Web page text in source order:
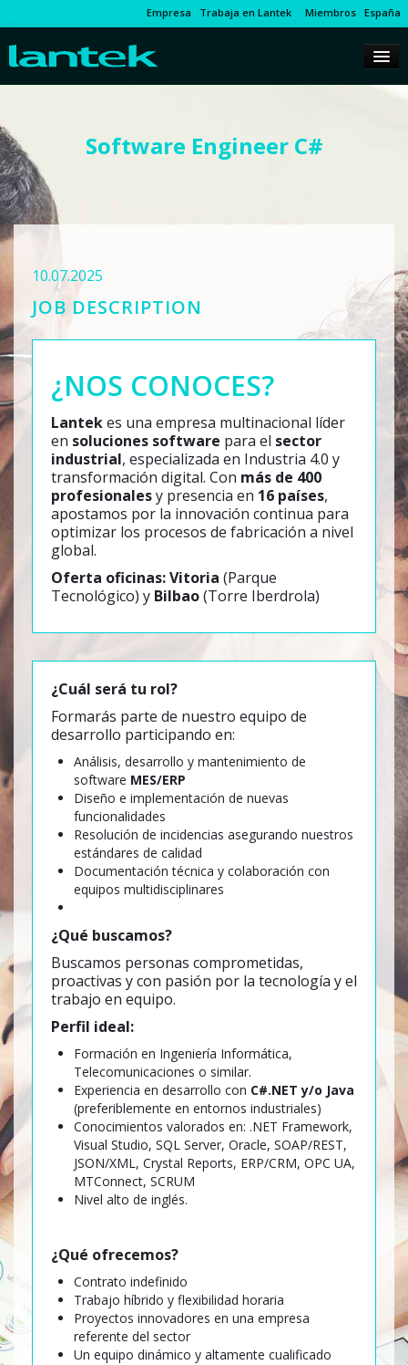
Empresa Trabaja en Lantek Miembros España
Software Engineer C#
10.07.2025
JOB DESCRIPTION
¿NOS CONOCES?
Lantekes una empresa multinacional líder
en soluciones software para el sector
industrial, especializada en Industria 4.0 y
transformación digital. Con más de 400
profesionalesy presencia en 16 países,
apostamos por la innovación continua para
optimizar los procesos de fabricación a nivel
global.
Oferta oficinas: Vitoria (Parque
Tecnológico) y Bilbao(Torre Iberdrola)
¿Cuál será tu rol?
Formarás parte de nuestro equipo de
desarrollo participando en:
Análisis, desarrollo y mantenimiento de
software MES/ERP
Diseño e implementación de nuevas
funcionalidades
Resolución de incidencias asegurando nuestros
estándares de calidad
Documentación técnica y colaboración con
equipos multidisciplinares
¿Qué buscamos?
Buscamos personas comprometidas,
proactivas y con pasión por la tecnología y el
trabajo en equipo.
Perfil ideal:
Formación en Ingeniería Informática,
Telecomunicaciones o similar.
Experiencia en desarrollo con C#.NET y/o Java
(preferiblemente en entornos industriales)
Conocimientos valorados en: .NET Framework,
Visual Studio, SQL Server, Oracle, SOAP/REST,
JSON/XML, Crystal Reports, ERP/CRM, OPC UA,
MTConnect, SCRUM
Nivel alto de inglés.
¿Qué ofrecemos?
Contrato indefinido
Trabajo híbrido y flexibilidad horaria
Proyectos innovadores en una empresa
referente del sector
Un equipo dinámico y altamente cualificado